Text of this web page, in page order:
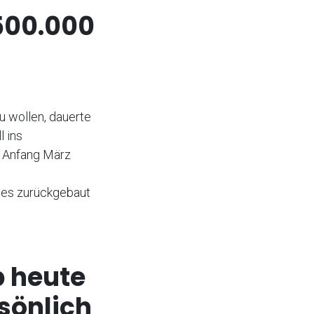
wollen, dauerte
ins
März
zurückgebaut
heute